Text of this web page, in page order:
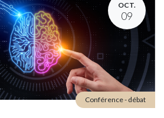
OCT.
09
Conférence - débat